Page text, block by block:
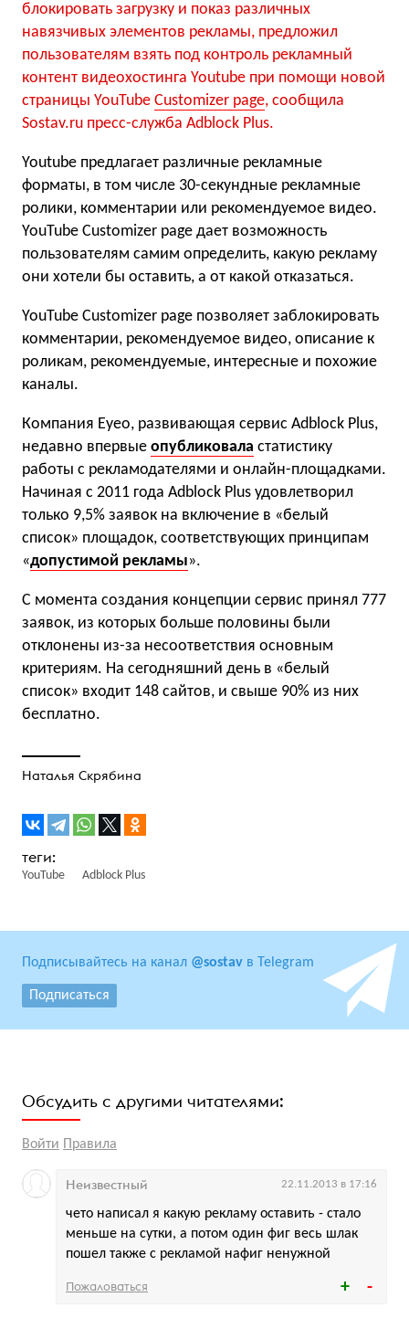
блокировать загрузку и показ различных
навязчивых элементов рекламы, предложил
пользователям взять под контроль рекламный
контент видеохостинга Youtube при помощи новой
страницы YouTube Customizer page, сообщила
Sostav.ru пресс-служба Adblock Plus.
Youtube предлагает различные рекламные
форматы, в том числе 30-секундные рекламные
ролики, комментарии или рекомендуемое видео.
YouTube Customizer page дает возможность
пользователям самим определить, какую рекламу
они хотели бы оставить, а от какой отказаться.
YouTube Customizer page позволяет заблокировать
комментарии, рекомендуемое видео, описание к
роликам, рекомендуемые, интересные и похожие
каналы.
Компания Eyeo, развивающая сервис Adblock Plus,
недавно впервые опубликовала статистику
работы с рекламодателями и онлайн-площадками.
Начиная с 2011 года Adblock Plus удовлетворил
только 9,5% заявок на включение в «белый
список» площадок, соответствующих принципам
«допустимой рекламы».
С момента создания концепции сервис принял 777
заявок, из которых больше половины были
отклонены из-за несоответствия основным
критериям. На сегодняшний день в «белый
список» входит 148 сайтов, и свыше 90% из них
бесплатно.
Наталья Скрябина
YouTube Adblock Plus
Подписывайтесь на канал @sostav в Telegram
Подписаться
Обсудить с другими читателями:
Войти Правила
чето написал я какую рекламу оставить - стало
меньше на сутки, а потом один фиг весь шлак
пошел также с рекламой нафиг ненужной
Неизвестный 22.11.2013 в 17:16
Пожаловаться